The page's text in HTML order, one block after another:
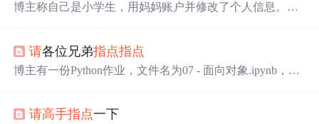
博主称自己是小学生，用妈妈账户并修改了个人信息。博
请各位兄弟指点指点
博主有一份Python作业，文件名为07 - 面向对象.ipynb，因
请高手指点一下